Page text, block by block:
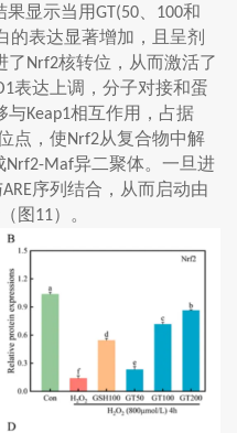
果显示当用GT(50 100和
的表达显著增加，且呈剂
了Nrf2核转位，从而激活了
表达上调，分子对接和蛋
与Keap1相互作用，占据
点，使Nrf2从复合物中解
Nrf2-Maf异二聚体。一旦进
ARE序列结合，从而启动由
图 11）。